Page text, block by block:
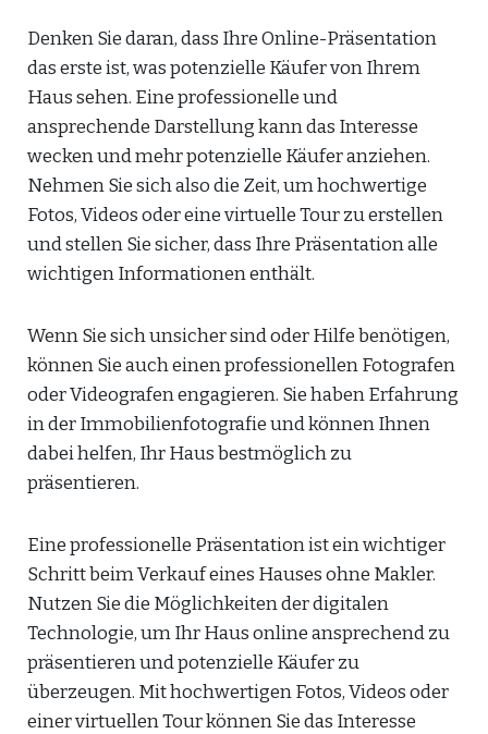
Denken Sie daran, dass Ihre Online-Präsentation
das erste ist, was potenzielle Käufer von Ihrem
Haus sehen. Eine professionelle und
ansprechende Darstellung kann das Interesse
wecken und mehr potenzielle Käufer anziehen.
Nehmen Sie sich also die Zeit, um hochwertige
Fotos, Videos oder eine virtuelle Tour zu erstellen
und stellen Sie sicher, dass Ihre Präsentation alle
wichtigen Informationen enthält.
Wenn Sie sich unsicher sind oder Hilfe benötigen,
können Sie auch einen professionellen Fotografen
oder Videografen engagieren. Sie haben Erfahrung
in der Immobilienfotografie und können Ihnen
dabei helfen, Ihr Haus bestmöglich zu
präsentieren.
Eine professionelle Präsentation ist ein wichtiger
Schritt beim Verkauf eines Hauses ohne Makler.
Nutzen Sie die Möglichkeiten der digitalen
Technologie, um Ihr Haus online ansprechend zu
präsentieren und potenzielle Käufer zu
überzeugen. Mit hochwertigen Fotos, Videos oder
einer virtuellen Tour können Sie das Interesse